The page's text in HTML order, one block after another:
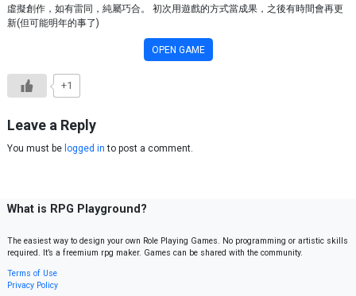
虛擬創作，如有雷同，純屬巧合。 初次用遊戲的方式當成果，之後有時間會再更
新(但可能明年的事了)
OPEN GAME
+1
Leave a Reply
You must be logged in to post a comment.
What is RPG Playground?
The easiest way to design your own Role Playing Games. No programming or artistic skills
required. It’s a freemium rpg maker. Games can be shared with the community.
Terms of Use
Privacy Policy